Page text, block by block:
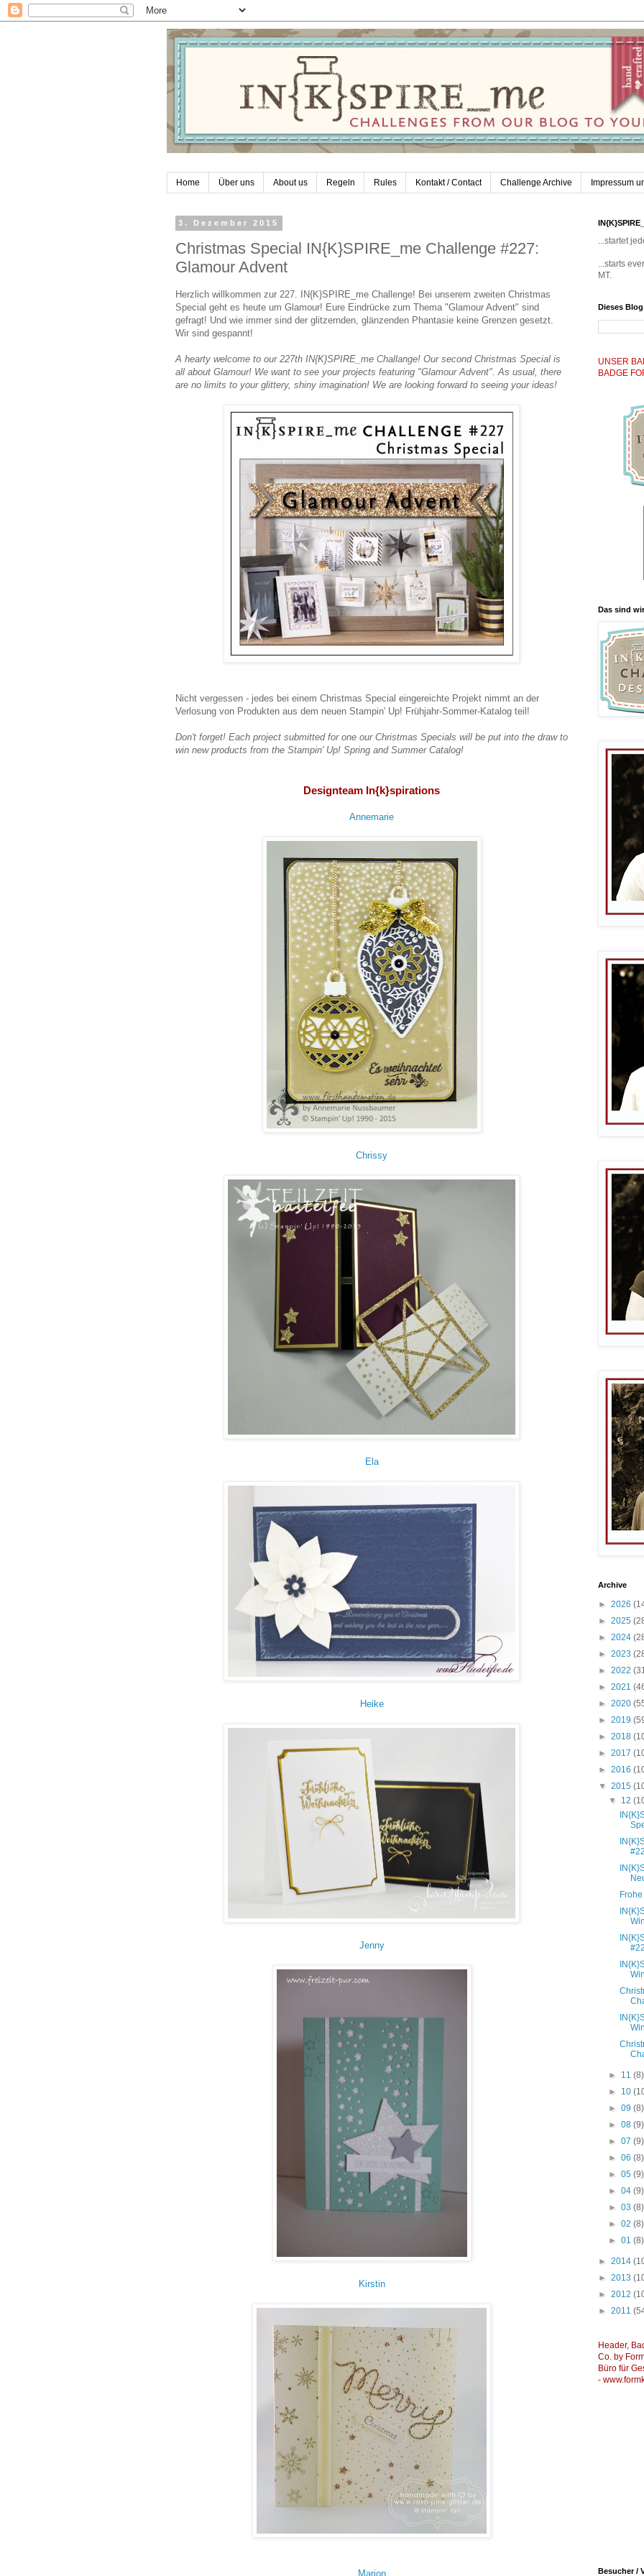
Home Über uns About us Regeln Rules Kontakt / Contact Challenge Archive Impressum
3. Dezember 2015
Christmas Special IN{K}SPIRE_me Challenge #227:
Glamour Advent
Herzlich willkommen zur 227. IN{K}SPIRE_me Challenge! Bei unserem zweiten Christmas
Special geht es heute um Glamour! Eure Eindrücke zum Thema "Glamour Advent" sind
gefragt! Und wie immer sind der glitzernden, glänzenden Phantasie keine Grenzen gesetzt.
Wir sind gespannt!
A hearty welcome to our 227th IN{K}SPIRE_me Challange! Our second Christmas Special is
all about Glamour! We want to see your projects featuring "Glamour Advent". As usual, there
are no limits to your glittery, shiny imagination! We are looking forward to seeing your ideas!
Nicht vergessen - jedes bei einem Christmas Special eingereichte Projekt nimmt an der
Verlosung von Produkten aus dem neuen Stampin' Up! Frühjahr-Sommer-Katalog teil!
Don't forget! Each project submitted for one our Christmas Specials will be put into the draw to
win new products from the Stampin' Up! Spring and Summer Catalog!
Designteam In{k}spirations
Annemarie
Chrissy
Ela
Heike
Jenny
Kirstin
Marion
...startet
...starts
MT.
Dieses
UNSER
BADGE
Das sind
Archive
► 2026
► 2025
► 2024
► 2023
► 2022
► 2021
► 2020
► 2019
► 2018
► 2017
► 2016
▼ 2015
▼ 12
► 11(8)
► 10
►09(8)
►08(9)
►07(9)
►06(8)
►05(9)
►04(9)
►03(8)
►02(8)
►01(8)
► 2014
► 2013
► 2012
► 2011
Header,
Co. by
Büro für
-
Besucher /